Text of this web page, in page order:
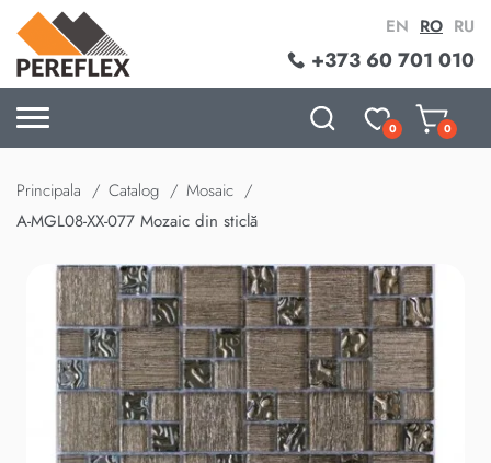
+373 60 701 010
EN RO RU
0 0
Principala Catalog
Mosaic
A-MGL08-XX-077 Mozaic din sticlă